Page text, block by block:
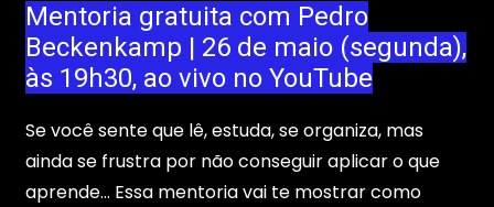
Mentoria gratuita com Pedro
Beckenkamp | 26 de maio (segunda),
às 19h30, ao vivo no YouTube
Se você sente que lê, estuda, se organiza, mas
ainda se frustra por não conseguir aplicar o que
aprende… Essa mentoria vai te mostrar como